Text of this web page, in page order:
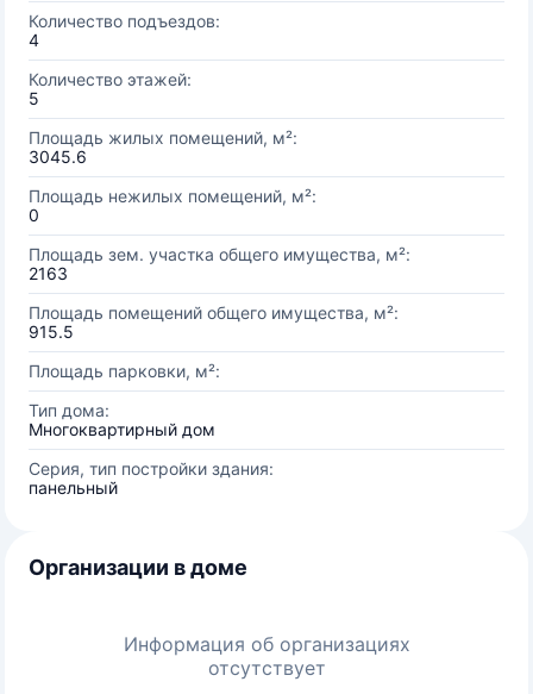
Количество подъездов:
4
Количество этажей:
5
Площадь жилых помещений, м²:
3045.6
Площадь нежилых помещений, м²:
0
Площадь зем. участка общего имущества, м²:
2163
Площадь помещений общего имущества, м²:
915.5
Площадь парковки, м²:
Тип дома:
Многоквартирный дом
Серия, тип постройки здания:
панельный
Организации в доме
Информация об организациях
отсутствует